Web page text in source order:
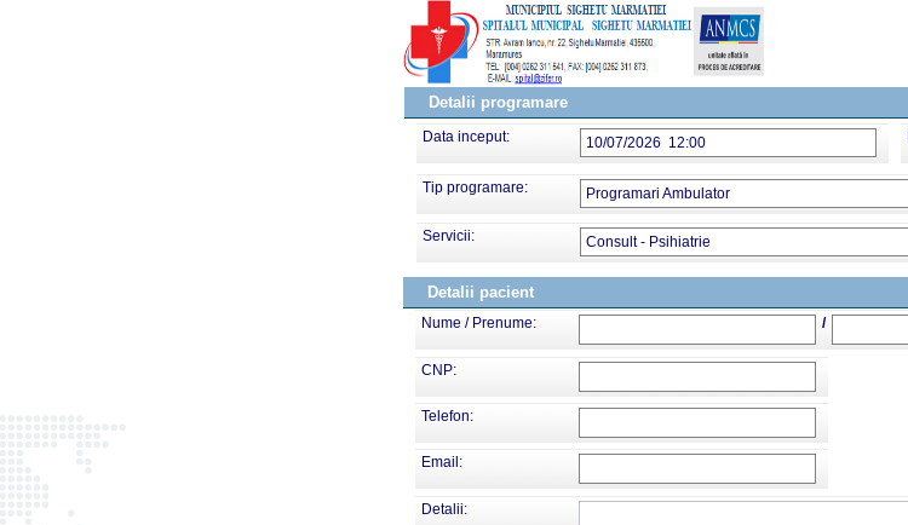
Detalii programare
Data inceput: 10/07/2026 12:00
Tip programare: Programari Ambulator
Servicii: Consult - Psihiatrie
Detalii pacient
Nume / Prenume: /
CNP:
Telefon:
Email:
Detalii: